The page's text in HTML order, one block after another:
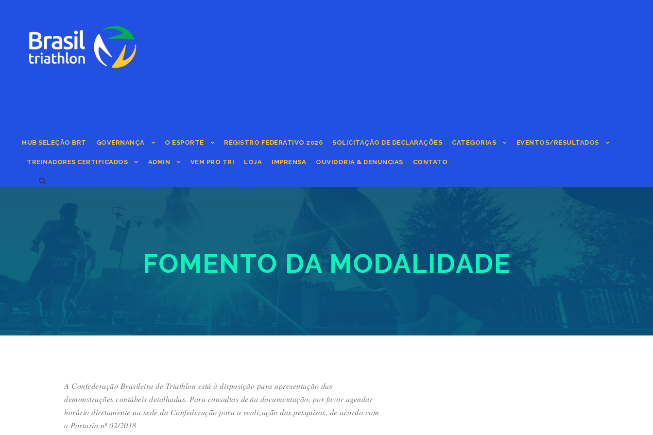
HUB SELEÇÃO BRT GOVERNANÇA O ESPORTE REGISTRO FEDERATIVO 2026 SOLICITAÇÃO DE DECLARAÇÕES CATEGORIAS EVENTOS/RESULTADOS
TREINADORES CERTIFICADOS ADMIN VEM PRO TRI LOJA IMPRENSA OUVIDORIA & DENUNCIAS CONTATO
FOMENTO DA MODALIDADE
A Confederação Brasileira de Triathlon está à disposição para apresentação das
demonstrações contábeis detalhadas. Para consultas desta documentação, por favor agendar
horário diretamente na sede da Confederação para a realização das pesquisas, de acordo com
a Portaria nº 02/2018